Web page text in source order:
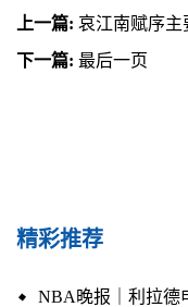
上一篇: 哀江南赋序主要
下一篇: 最后一页
精彩推荐